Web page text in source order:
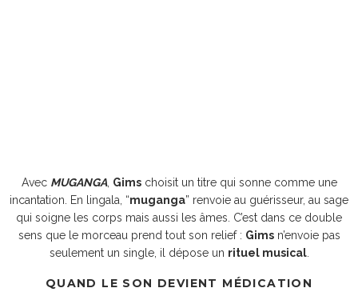
Avec MUGANGA, Gimschoisit un titre qui sonne comme une
incantation. En lingala, “muganga” renvoie au guérisseur, au sage
qui soigne les corps mais aussi les âmes. C’est dans ce double
sens que le morceau prend tout son relief : Gimsn’envoie pas
seulement un single, il dépose un rituel musical.
QUAND LE SON DEVIENT MÉDICATION